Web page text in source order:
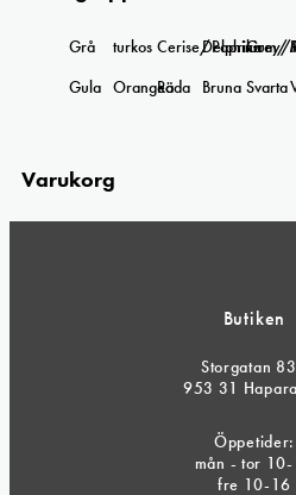
Grå turkos Cerise/Paprika
Delphinium/
Grey/
Gula OrangeaRöda Bruna Svarta
Varukorg
Butiken
Storgatan
953 31
Öppetider:
mån - tor
fre 10-16